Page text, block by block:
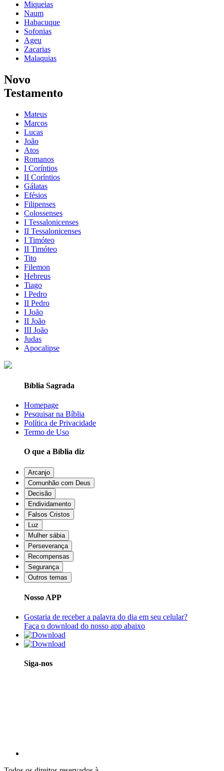
Miqueias
Naum
Habacuque
Sofonias
Ageu
Zacarias
Malaquias
Novo
Testamento
Mateus
Marcos
Lucas
João
Atos
Romanos
I Coríntios
II Coríntios
Gálatas
Efésios
Filipenses
Colossenses
I Tessalonicenses
II Tessalonicenses
I Timóteo
II Timóteo
Tito
Filemon
Hebreus
Tiago
I Pedro
II Pedro
I João
II João
III João
Judas
Apocalipse
Bíblia Sagrada
Homepage
Pesquisar na Bíblia
Política de Privacidade
Termo de Uso
O que a Bíblia diz
Arcanjo
Comunhão com Deus
Decisão
Endividamento
Falsos Cristos
Luz
Mulher sábia
Perseverança
Recompensas
Segurança
Outros temas
Nosso APP
Gostaria de receber a palavra do dia em seu celular?
Faça o download do nosso app abaixo
Siga-nos